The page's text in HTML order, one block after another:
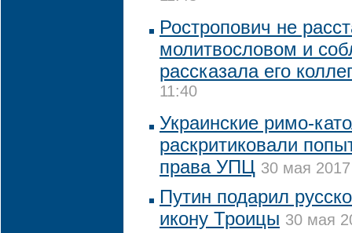
Ростропович не
молитвословом и
рассказала его
11:40
Украинские римо-
раскритиковали
права УПЦ 30 мая
Путин подарил
икону Троицы 30 мая